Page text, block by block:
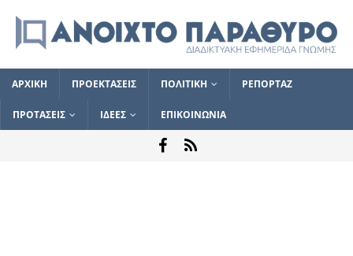
ΑΡΧΙΚΗ ΠΡΟΕΚΤΑΣΕΙΣ ΠΟΛΙΤΙΚΗ ΡΕΠΟΡΤΑΖ
ΠΡΟΤΑΣΕΙΣ ΙΔΕΕΣ ΕΠΙΚΟΙΝΩΝΙΑ